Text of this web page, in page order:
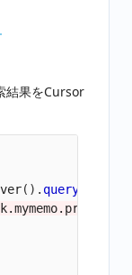
結果をCursor
(). query